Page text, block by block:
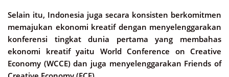
Selain itu, Indonesia juga secara konsisten berkomitmen
memajukan ekonomi kreatif dengan menyelenggarakan
konferensi tingkat dunia pertama yang membahas
ekonomi kreatif yaitu World Conference on Creative
Economy (WCCE) dan juga menyelenggarakan Friends of